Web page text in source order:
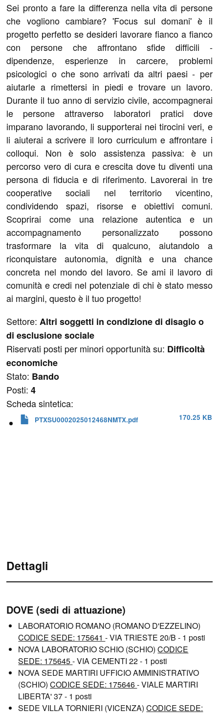
Dettagli
DOVE (sedi di attuazione)
LABORATORIO ROMANO (ROMANO D'EZZELINO)
CODICE SEDE: 175641- VIA TRIESTE 20/B - 1 posti
NOVA LABORATORIO SCHIO (SCHIO)CODICE
SEDE: 175645- VIA CEMENTI 22 - 1 posti
NOVA SEDE MARTIRI UFFICIO AMMINISTRATIVO
(SCHIO)CODICE SEDE: 175646- VIALE MARTIRI
LIBERTA' 37 - 1 posti
SEDE VILLA TORNIERI (VICENZA)CODICE SEDE:
Sei pronto a fare la differenza nella vita di persone
che vogliono cambiare? 'Focus sul domani' è il
progetto perfetto se desideri lavorare fianco a fianco
con persone che affrontano sfide difficili -
dipendenze, esperienze in carcere, problemi
psicologici o che sono arrivati da altri paesi - per
aiutarle a rimettersi in piedi e trovare un lavoro.
Durante il tuo anno di servizio civile, accompagnerai
le persone attraverso laboratori pratici dove
imparano lavorando, li supporterai nei tirocini veri, e
li aiuterai a scrivere il loro curriculum e affrontare i
colloqui. Non è solo assistenza passiva: è un
percorso vero di cura e crescita dove tu diventi una
persona di fiducia e di riferimento. Lavorerai in tre
cooperative sociali nel territorio vicentino,
condividendo spazi, risorse e obiettivi comuni.
Scoprirai come una relazione autentica e un
accompagnamento personalizzato possono
trasformare la vita di qualcuno, aiutandolo a
riconquistare autonomia, dignità e una chance
concreta nel mondo del lavoro. Se ami il lavoro di
comunità e credi nel potenziale di chi è stato messo
ai margini, questo è il tuo progetto!
Settore: Altri soggetti in condizione di disagio o
di esclusione sociale
Riservati posti per minori opportunità su: Difficoltà
economiche
Stato: Bando
Posti:4
Scheda sintetica:
PTXSU0002025012468NMTX.pdf 170.25 KB